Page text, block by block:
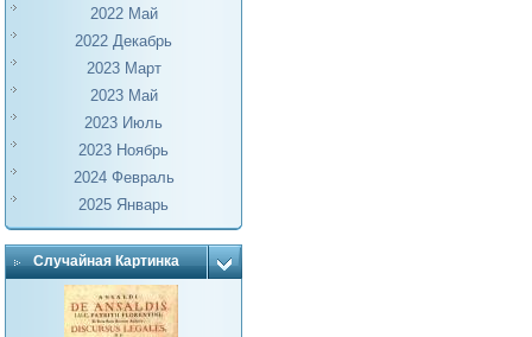
2022 Май
2022 Декабрь
2023 Март
2023 Май
2023 Июль
2023 Ноябрь
2024 Февраль
2025 Январь
Случайная Картинка